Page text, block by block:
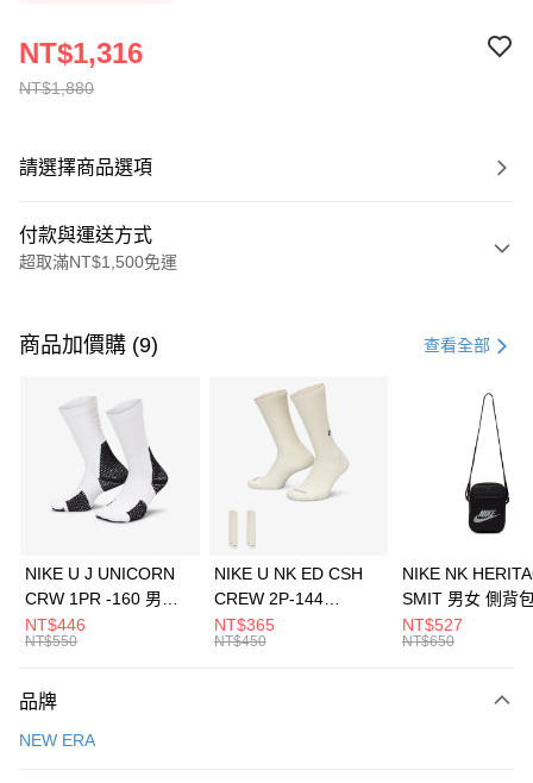
NT$1,880
NT$1,316
請選擇商品選項
付款與運送方式
超取滿NT$1,500免運
信用卡一次付款
3 期 0 利率 每期 21家銀行
合作金庫商業銀行
第一商業銀行
華南商業銀行
彰化商業銀行
上海商業儲蓄銀行
元大商業銀行
台灣樂天信用卡公司
Apple Pay
全盈+PAY
AFTEE先享後付
【關於「AFTEE先享後付」】
便利好安心！
運送方式
商品加價購 (9) 查看全部
NIKE U J UNICORN
CRW 1PR -160 男女
中統襪 FZ3393100
NT$446
NT$550
NIKE U NK ED CSH
CREW 2P-144
EMBRDY 男女 短統襪
FZ3073133
NT$365
NT$450
NIKE NK
SMIT 男女 側背
BA5871010
NT$527
NT$650
品牌
NEW ERA